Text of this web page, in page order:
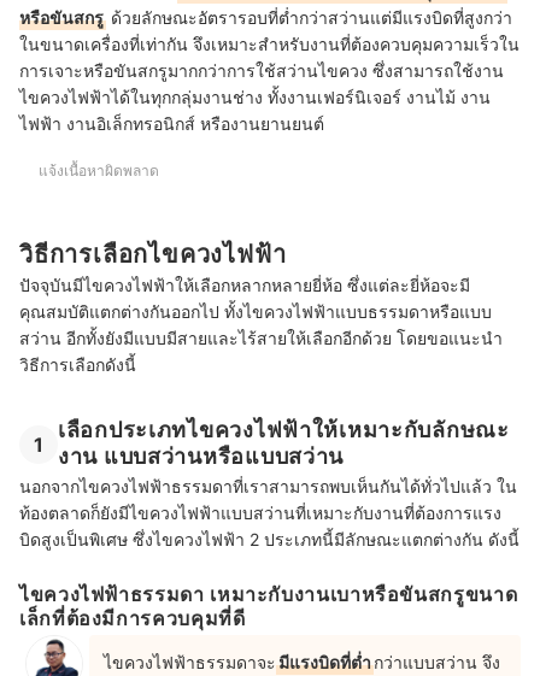
หรือขันสกรู ด้วยลักษณะอัตรารอบที่ต่ำกว่าสว่านแต่มีแรงบิดที่สูงกว่า
ในขนาดเครื่องที่เท่ากัน จึงเหมาะสำหรับงานที่ต้องควบคุมความเร็วใน
การเจาะหรือขันสกรูมากกว่าการใช้สว่านไขควง ซึ่งสามารถใช้งาน
ไขควงไฟฟ้าได้ในทุกกลุ่มงานช่าง ทั้งงานเฟอร์นิเจอร์ งานไม้ งาน
ไฟฟ้า งานอิเล็กทรอนิกส์ หรืองานยานยนต์
แจ้งเนื้อหาผิดพลาด
วิธีการเลือกไขควงไฟฟ้า
ปัจจุบันมีไขควงไฟฟ้าให้เลือกหลากหลายยี่ห้อ ซึ่งแต่ละยี่ห้อจะมี
คุณสมบัติแตกต่างกันออกไป ทั้งไขควงไฟฟ้าแบบธรรมดาหรือแบบ
สว่าน อีกทั้งยังมีแบบมีสายและไร้สายให้เลือกอีกด้วย โดยขอแนะนำ
วิธีการเลือกดังนี้
1
เลือกประเภทไขควงไฟฟ้าให้เหมาะกับลักษณะ
งาน แบบสว่านหรือแบบสว่าน
นอกจากไขควงไฟฟ้าธรรมดาที่เราสามารถพบเห็นกันได้ทั่วไปแล้ว ใน
ท้องตลาดก็ยังมีไขควงไฟฟ้าแบบสว่านที่เหมาะกับงานที่ต้องการแรง
บิดสูงเป็นพิเศษ ซึ่งไขควงไฟฟ้า 2 ประเภทนี้มีลักษณะแตกต่างกัน ดังนี้
ไขควงไฟฟ้าธรรมดา เหมาะกับงานเบาหรือขันสกรูขนาด
เล็กที่ต้องมีการควบคุมที่ดี
ไขควงไฟฟ้าธรรมดาจะมีแรงบิดที่ต่ำกว่าแบบสว่าน จึง